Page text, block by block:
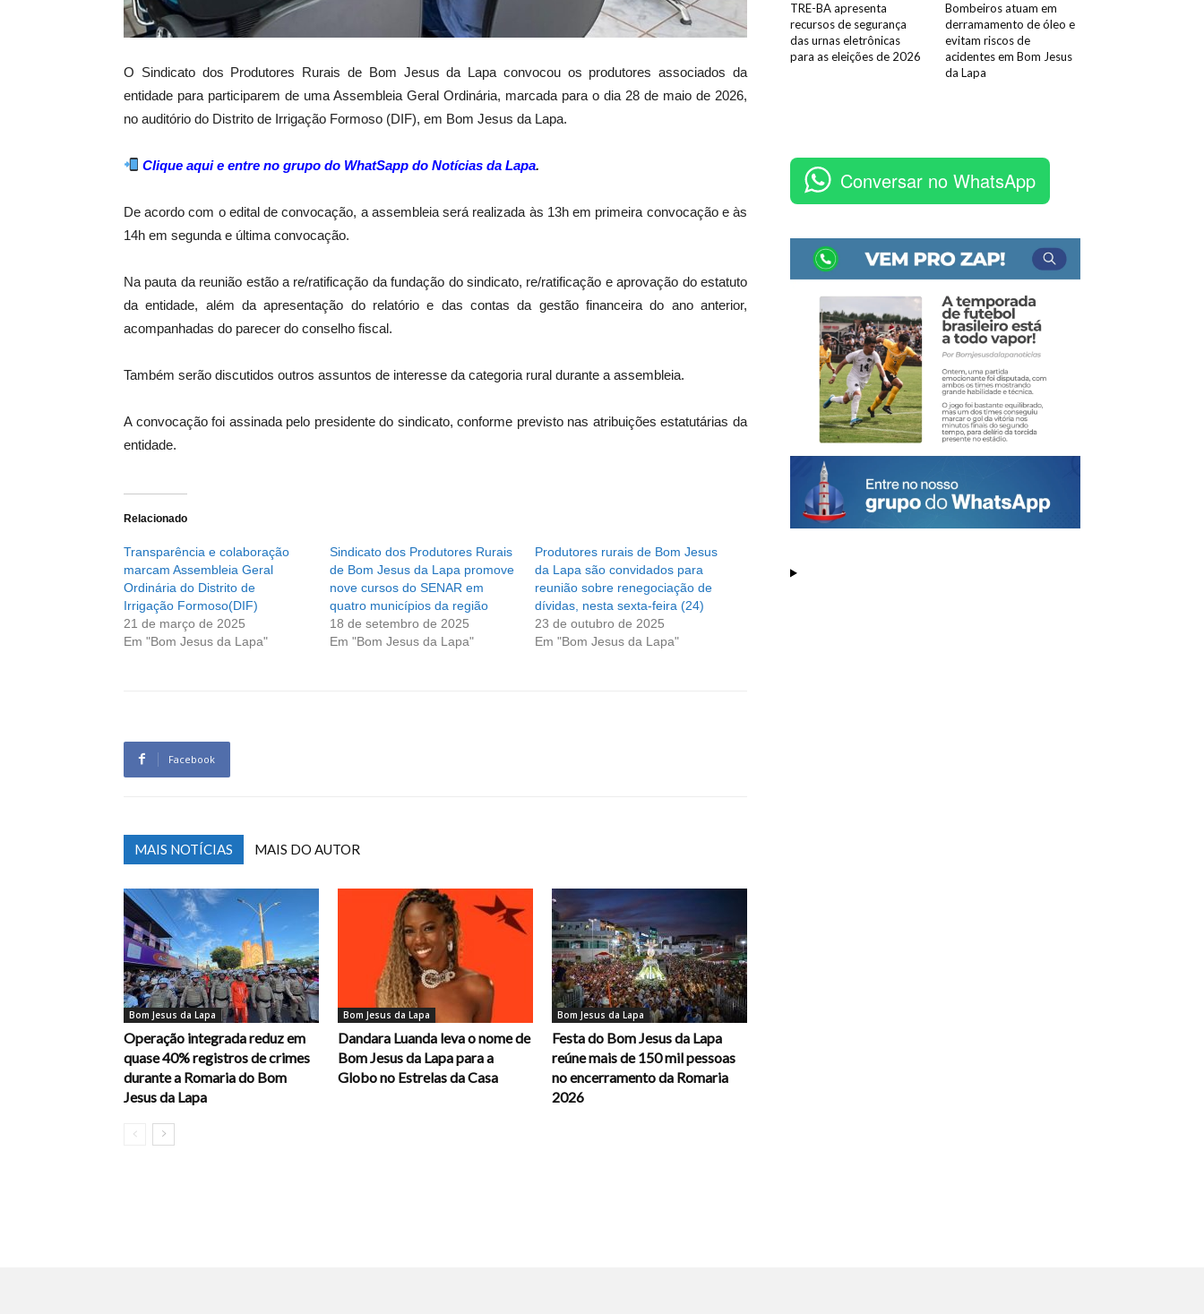
O Sindicato dos Produtores Rurais de Bom Jesus da Lapa convocou os produtores associados da
entidade para participarem de uma Assembleia Geral Ordinária, marcada para o dia 28 de maio de 2026,
no auditório do Distrito de Irrigação Formoso (DIF), em Bom Jesus da Lapa.
Clique aqui e entre no grupo do WhatSapp do Notícias da Lapa.
De acordo com o edital de convocação, a assembleia será realizada às 13h em primeira convocação e às
14h em segunda e última convocação.
Na pauta da reunião estão a re/ratificação da fundação do sindicato, re/ratificação e aprovação do estatuto
da entidade, além da apresentação do relatório e das contas da gestão financeira do ano anterior,
acompanhadas do parecer do conselho fiscal.
Também serão discutidos outros assuntos de interesse da categoria rural durante a assembleia.
A convocação foi assinada pelo presidente do sindicato, conforme previsto nas atribuições estatutárias da
entidade.
Relacionado
Transparência e colaboração
marcam Assembleia Geral
Ordinária do Distrito de
Irrigação Formoso(DIF)
21 de março de 2025
Em "Bom Jesus da Lapa"
Sindicato dos Produtores Rurais
de Bom Jesus da Lapa promove
nove cursos do SENAR em
quatro municípios da região
18 de setembro de 2025
Em "Bom Jesus da Lapa"
Produtores rurais de Bom Jesus
da Lapa são convidados para
reunião sobre renegociação de
dívidas, nesta sexta-feira (24)
23 de outubro de 2025
Em "Bom Jesus da Lapa"
Facebook
MAIS NOTÍCIAS MAIS DO AUTOR
Bom Jesus da Lapa
Operação integrada reduz em
quase 40% registros de crimes
durante a Romaria do Bom
Jesus da Lapa
Bom Jesus da Lapa
Dandara Luanda leva o nome de
Bom Jesus da Lapa para a
Globo no Estrelas da Casa
Bom Jesus da Lapa
Festa do Bom Jesus da Lapa
reúne mais de 150 mil pessoas
no encerramento da Romaria
2026
TRE-BA apresenta
recursos de segurança
das urnas eletrônicas
para as eleições de 2026
Bombeiros atuam em
derramamento de óleo e
evitam riscos de
acidentes em Bom Jesus
da Lapa
Conversar no WhatsApp